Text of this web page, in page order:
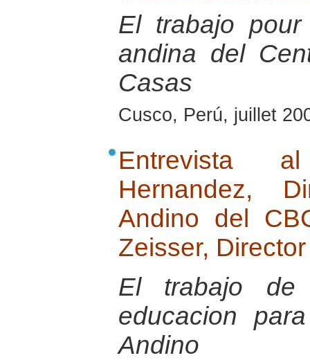
El trabajo
andina del
Casas
Cusco, Perú, juillet
Entrevista
Hernandez,
Andino del
Zeisser,
El trabajo de
educacion
Andino